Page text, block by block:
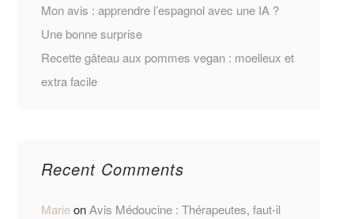
Mon avis : apprendre l’espagnol avec une IA ?
Une bonne surprise
Recette gâteau aux pommes vegan : moelleux et
extra facile
Recent Comments
MarieonAvis Médoucine : Thérapeutes, faut-il